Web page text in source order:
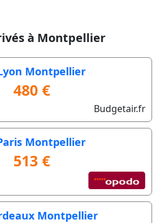
à Montpellier
Montpellier
480 €
Budgetair.fr
Montpellier
513 €
Montpellier